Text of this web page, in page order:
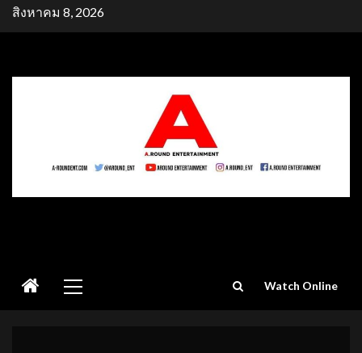
Skipสิงหาคม 8, 2026
Menu
Watch Online